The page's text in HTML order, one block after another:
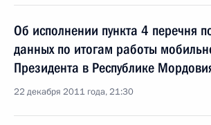
Об исполнении пункта 4 перечня
данных по итогам работы
Президента в Республике
22 декабря 2011 года, 21:30